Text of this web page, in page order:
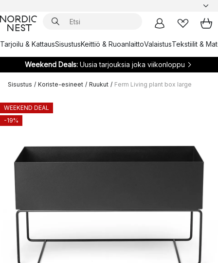
Tarjoilu & KattausSisustusKeittiö & RuoanlaittoValaistusTekstiilit &
Weekend Deals:Uusia tarjouksia joka viikonloppu
Sisustus / Koriste-esineet / Ruukut / Ferm Living plant box large
WEEKEND DEAL
-19%